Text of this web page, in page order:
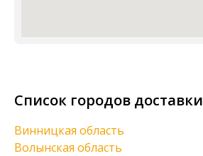
Список городов доставки
Винницкая область
Волынская область